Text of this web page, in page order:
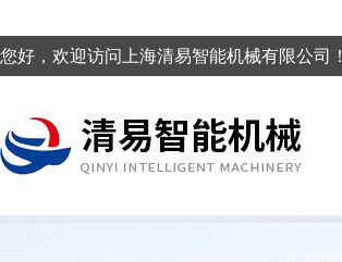
您好，欢迎访问上海清易智能机械有限公司！